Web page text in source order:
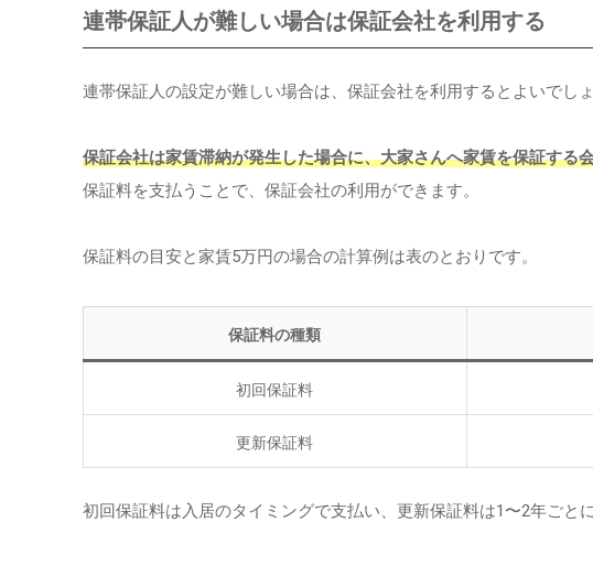
連帯保証人が難しい場合は保証会社を利用する
連帯保証人の設定が難しい場合は、保証会社を利用するとよいでしょ
保証会社は家賃滞納が発生した場合に、大家さんへ家賃を保証する
保証料を支払うことで、保証会社の利用ができます。
保証料の目安と家賃5万円の場合の計算例は表のとおりです。
保証料の種類
初回保証料
更新保証料
初回保証料は入居のタイミングで支払い、更新保証料は1〜2年ごと